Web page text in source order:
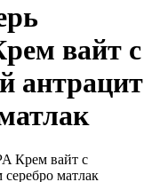
вайт с
антрацит